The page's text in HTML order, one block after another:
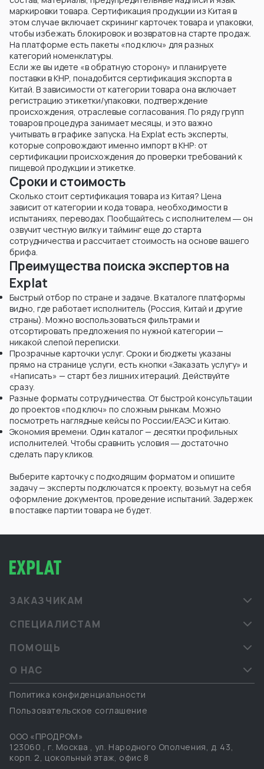
маркировки товара. Сертификация продукции из Китая в
этом случае включает скрининг карточек товара и упаковки,
чтобы избежать блокировок и возвратов на старте продаж.
На платформе есть пакеты «под ключ» для разных
категорий номенклатуры.
Если же вы идете «в обратную сторону» и планируете
поставки в КНР, понадобится сертификация экспорта в
Китай. В зависимости от категории товара она включает
регистрацию этикетки/упаковки, подтверждение
происхождения, отраслевые согласования. По ряду групп
товаров процедура занимает месяцы, и это важно
учитывать в графике запуска. На Explat есть эксперты,
которые сопровождают именно импорт в КНР: от
сертификации происхождения до проверки требований к
пищевой продукции и этикетке.
Сроки и стоимость
Сколько стоит сертификация товара из Китая? Цена
зависит от категории и кода товара, необходимости в
испытаниях, переводах. Пообщайтесь с исполнителем ― он
озвучит честную вилку и тайминг еще до старта
сотрудничества и рассчитает стоимость на основе вашего
брифа.
Преимущества поиска экспертов на
Explat
Быстрый отбор по стране и задаче. В каталоге платформы
видно, где работает исполнитель (Россия, Китай и другие
страны). Можно воспользоваться фильтрами и
отсортировать предложения по нужной категории —
никакой слепой переписки.
Прозрачные карточки услуг. Сроки и бюджеты указаны
прямо на странице услуги, есть кнопки «Заказать услугу» и
«Написать» — старт без лишних итераций. Действуйте
сразу.
Разные форматы сотрудничества. От быстрой консультации
до проектов «под ключ» по сложным рынкам. Можно
посмотреть наглядные кейсы по России/ЕАЭС и Китаю.
Экономия времени. Один каталог — десятки профильных
исполнителей. Чтобы сравнить условия ― достаточно
сделать пару кликов.
Выберите карточку с подходящим форматом и опишите
задачу — эксперты подключатся к проекту, возьмут на себя
оформление документов, проведение испытаний. Задержек
в поставке партии товара не будет.
ЗАКАЗЧИКАМ
СПЕЦИАЛИСТАМ
ПОМОЩЬ
О НАС
Политика конфиденциальности
Пользовательское соглашение
ООО «ПРОДРОМ»
123060 , г. Москва , ул. Народного Ополчения, д. 43,
корп. 2, цокольный этаж, офис 8